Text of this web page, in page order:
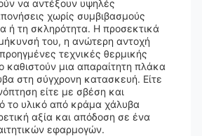
να αντέξουν υψηλές
χωρίς συμβιβασμούς
ή τη σκληρότητα. Η προσεκτικά
του, η ανώτερη αντοχή
τεχνικές θερμικής
καθιστούν μια απαραίτητη πλάκα
στη σύγχρονη κατασκευή. Είτε
είτε με σβέση και
το υλικό από κράμα χάλυβα
αξία και απόδοση σε ένα
εφαρμογών.